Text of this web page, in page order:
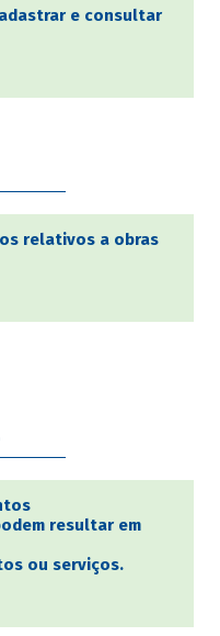
e consultar
relativos a obras
resultar em
ou serviços.